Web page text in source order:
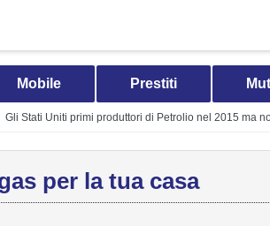
Mobile Prestiti
Gli Stati Uniti primi produttori di Petrolio nel 2015 ma
per la tua casa